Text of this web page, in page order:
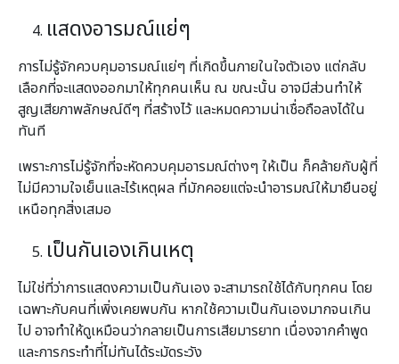
แสดงอารมณ์แย่ๆ
การไม่รู้จักควบคุมอารมณ์แย่ๆ ที่เกิดขึ้นภายในใจตัวเอง แต่กลับ
เลือกที่จะแสดงออกมาให้ทุกคนเห็น ณ ขณะนั้น อาจมีส่วนทำให้
สูญเสียภาพลักษณ์ดีๆ ที่สร้างไว้ และหมดความน่าเชื่อถือลงได้ใน
ทันที
เพราะการไม่รู้จักที่จะหัดควบคุมอารมณ์ต่างๆ ให้เป็น ก็คล้ายกับผู้ที่
ไม่มีความใจเย็นและไร้เหตุผล ที่มักคอยแต่จะนำอารมณ์ให้มายืนอยู่
เหนือทุกสิ่งเสมอ
เป็นกันเองเกินเหตุ
ไม่ใช่ที่ว่าการแสดงความเป็นกันเอง จะสามารถใช้ได้กับทุกคน โดย
เฉพาะกับคนที่เพิ่งเคยพบกัน หากใช้ความเป็นกันเองมากจนเกิน
ไป อาจทำให้ดูเหมือนว่ากลายเป็นการเสียมารยาท เนื่องจากคำพูด
และการกระทำที่ไม่ทันได้ระมัดระวัง